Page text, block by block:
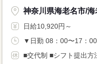
神奈川県海老名市/海
日給10,920円～
▼日勤 08：00〜17：00
■交代制 ■シフト提出方